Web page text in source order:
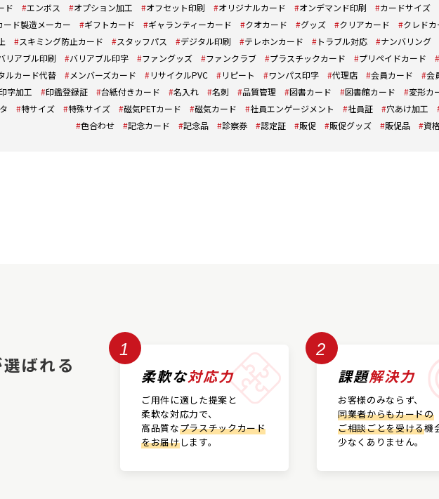
ド
エンボス オプション加工 オフセット印刷 オリジナルカード オンデマンド印刷
カードサイズ
ード製造メーカー ギフトカード ギャランティーカード クオカード グッズ クリアカード
クレド
スキミング防止カード スタッフパス デジタル印刷 テレホンカード トラブル対応
ナンバリング
リアブル印刷 バリアブル印字 ファングッズ ファンクラブ プラスチックカード
プリペイドカード
ルカード代替 メンバーズカード リサイクルPVC リピート ワンパス印字 代理店 会員カード
会
字加工 印鑑登録証 台紙付きカード 名入れ 名刺 品質管理 図書カード 図書館カード
変形カ
特サイズ 特殊サイズ 磁気PETカード 磁気カード 社員エンゲージメント 社員証
穴あけ加工
色合わせ
記念カード 記念品 診察券 認定証 販促 販促グッズ 販促品 資
ばれる
1
柔軟な対応力
ご用件に適した提案と
柔軟な対応力で、
高品質なプラスチックカード
をお届けします。
2
課題解決力
お客様のみならず、
同業者からもカードの
ご相談ごとを受ける機
少なくありません。